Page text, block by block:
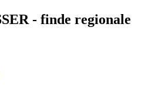
- finde regionale